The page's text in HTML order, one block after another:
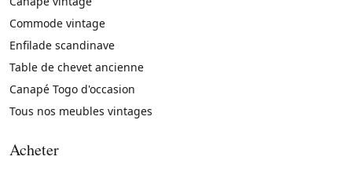
Commode vintage
Enfilade scandinave
Table de chevet ancienne
Canapé Togo d'occasion
Tous nos meubles vintages
Acheter